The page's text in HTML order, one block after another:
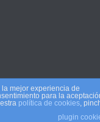
mejor experiencia de
para la
política de cookies,
plugin